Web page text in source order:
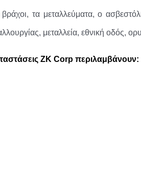
βράχοι, τα μεταλλεύματα, ο
μεταλλεία, εθνική οδός,
ZK Corp περιλαμβάνουν: